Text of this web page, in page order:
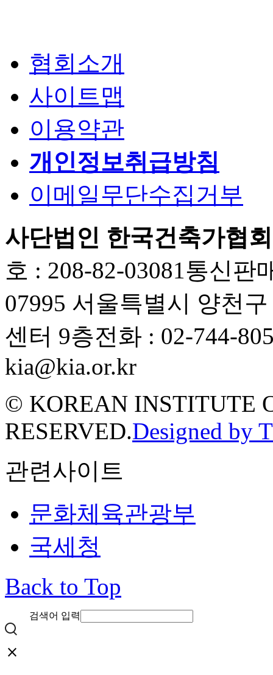
협회소개
사이트맵
이용약관
개인정보취급방침
이메일무단수집거부
사단법인 한국건축가협회
호 : 208-82-03081 통신판
07995 서울특별시 양천
센터 9층전화 : 02-744-
kia@kia.or.kr
© KOREAN INSTITUTE
RESERVED.Designed by
관련사이트
문화체육관광부
국세청
Back to Top
검색어 입력
close